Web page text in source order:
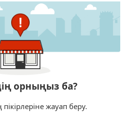
орныңыз ба?
жауап беру.